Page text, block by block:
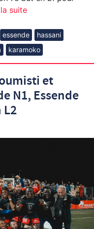
suite
essende
hassani
karamoko
et
N1, Essende
L2